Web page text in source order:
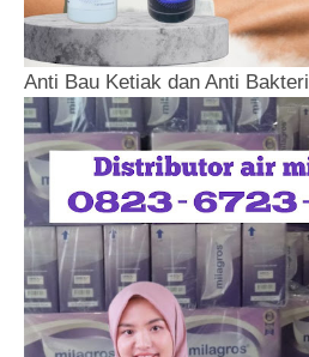
Anti Bau Ketiak dan Anti Bakteri